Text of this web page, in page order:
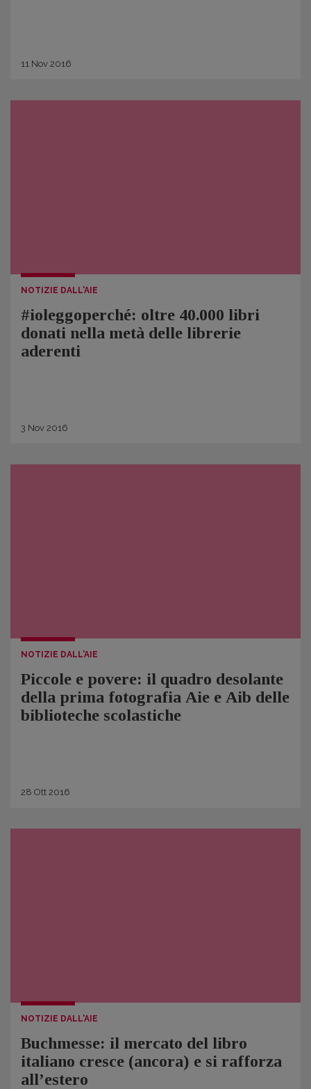
11 Nov 2016
NOTIZIE DALL'AIE
#ioleggoperché: oltre 40.000 libri
donati nella metà delle librerie
aderenti
3 Nov 2016
NOTIZIE DALL'AIE
Piccole e povere: il quadro desolante
della prima fotografia Aie e Aib delle
biblioteche scolastiche
28 Ott 2016
NOTIZIE DALL'AIE
Buchmesse: il mercato del libro
italiano cresce (ancora) e si rafforza
all’estero